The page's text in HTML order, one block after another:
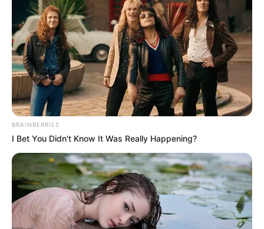
BRAINBERRIES
I Bet You Didn't Know It Was Really Happening?